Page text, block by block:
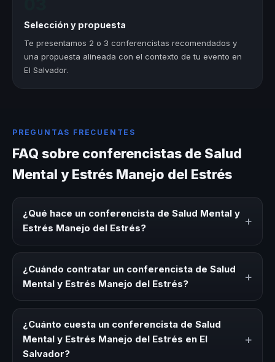
Selección y propuesta
Te presentamos 2 o 3 conferencistas recomendados y
una propuesta alineada con el contexto de tu evento en
El Salvador.
PREGUNTAS FRECUENTES
FAQ sobre conferencistas de Salud
Mental y Estrés Manejo del Estrés
¿Qué hace un conferencista de Salud Mental y
Estrés Manejo del Estrés?
+
Estrés es un experto que comparte conocimiento,
estrategias y experiencias sobre este tema en eventos
corporativos, convenciones y seminarios. Su objetivo es
generar reflexión, inspiración y herramientas aplicables
¿Cuándo contratar un conferencista de Salud
Mental y Estrés Manejo del Estrés?
+
Estrés Manejo del Estrés para kick-offs, convenciones
anuales, programas de desarrollo, eventos de integración
o cuando tu organización necesita impulsar un cambio
cultural relacionado con esta temática.
¿Cuánto cuesta un conferencista de Salud
Mental y Estrés Manejo del Estrés en El
Salvador?
+